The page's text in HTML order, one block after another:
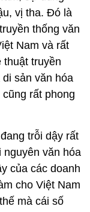
vị tha. Đó là
thống văn
Nam và rất
thuật truyền
sản văn hóa
rất phong
trỗi dậy rất
nguyên văn hóa
của các doanh
cho Việt Nam
mà cái số